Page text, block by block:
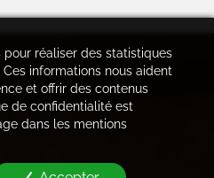
réaliser des statistiques
informations nous aident
et offrir des contenus
de confidentialité est
dans les mentions